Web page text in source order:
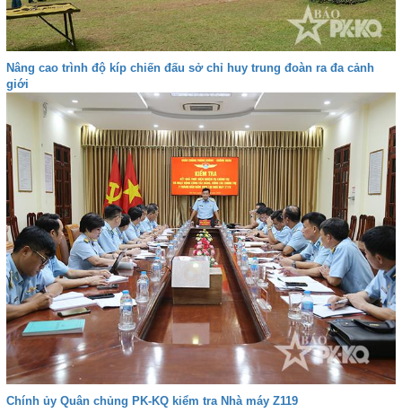
Nâng cao trình độ kíp chiến đấu sở chỉ huy trung đoàn ra đa cảnh
giới
Chính ủy Quân chủng PK-KQ kiểm tra Nhà máy Z119